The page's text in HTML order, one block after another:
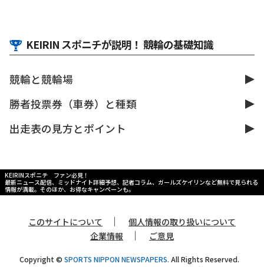
KEIRIN スポニチが説明！ 競輪の基礎知識
競輪と競輪場
勝者投票券（車券）と種類
出走表の見方とポイント
KEIRINスポニチ ファン必見！
最新ニュース配信、ミッドナイト詳細予想、記者コラム、ガールズケイリンなど無料で見られる
情報が満載。そのほか、お得なキャンペーンも。
このサイトについて ｜
個人情報の取り扱いについて
企業情報
｜ ご意見
Copyright © SPORTS NIPPON NEWSPAPERS. All Rights Reserved.